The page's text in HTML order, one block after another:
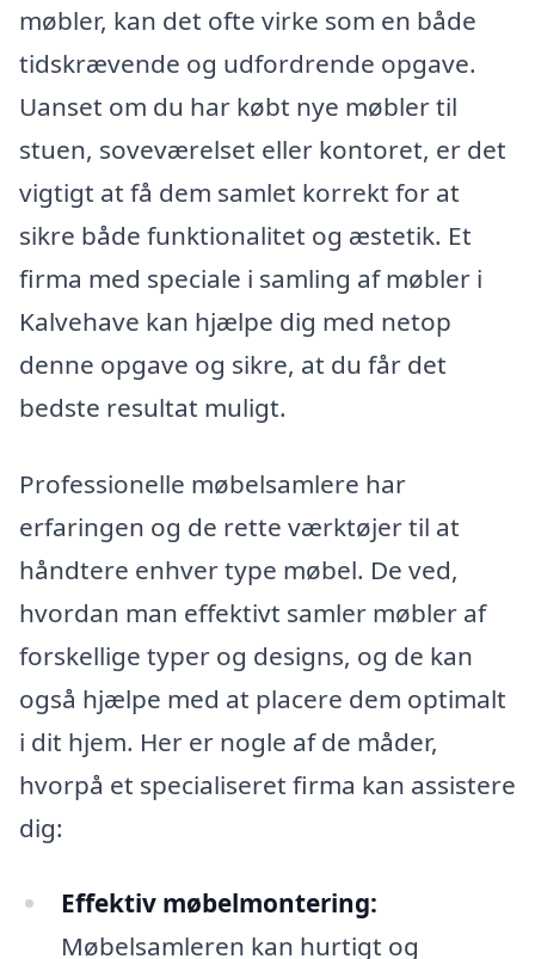
møbler, kan det ofte virke som en både
tidskrævende og udfordrende opgave.
Uanset om du har købt nye møbler til
stuen, soveværelset eller kontoret, er det
vigtigt at få dem samlet korrekt for at
sikre både funktionalitet og æstetik. Et
firma med speciale i samling af møbler i
Kalvehave kan hjælpe dig med netop
denne opgave og sikre, at du får det
bedste resultat muligt.
Professionelle møbelsamlere har
erfaringen og de rette værktøjer til at
håndtere enhver type møbel. De ved,
hvordan man effektivt samler møbler af
forskellige typer og designs, og de kan
også hjælpe med at placere dem optimalt
i dit hjem. Her er nogle af de måder,
hvorpå et specialiseret firma kan assistere
dig:
Effektiv møbelmontering:
Møbelsamleren kan hurtigt og